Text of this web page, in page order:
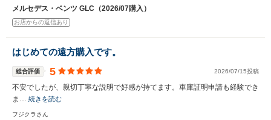
メルセデス・ベンツ GLC（2026/07購入）
お店からの返信あり
はじめての遠方購入です。
総合評価 5 2026/07/15投稿
不安でしたが、親切丁寧な説明で好感が持てます。車庫証明申請も経験でき
ま… 続きを読む
フジクラさん